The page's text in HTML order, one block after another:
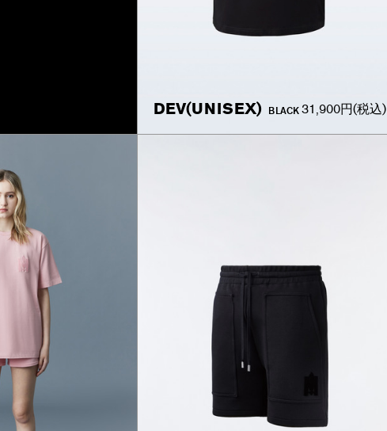
DEV(UNISEX) BLACK 31,900円(税込)